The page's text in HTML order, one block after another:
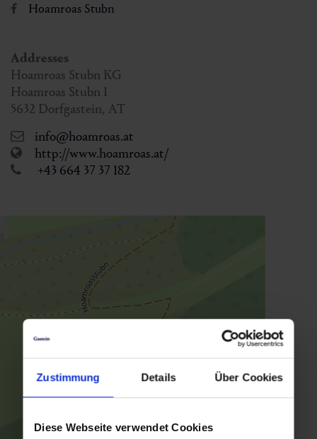
Zustimmung Details Über Cookies
Diese Webseite verwendet Cookies
Hoamroas Stubn
Addresses
Hoamroas Stubn KG
Hoamroas Stubn 1
5632 Dorfgastein, AT
info@hoamroas.at
http://www.hoamroas.at/
+43 664 37 37 182